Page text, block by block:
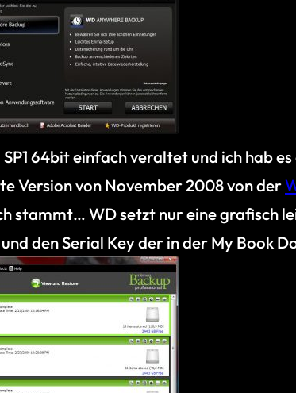
64bit einfach veraltet und ich hab
Version von November 2008 von der
stammt… WD setzt nur eine grafisch
den Serial Key der in der My Book